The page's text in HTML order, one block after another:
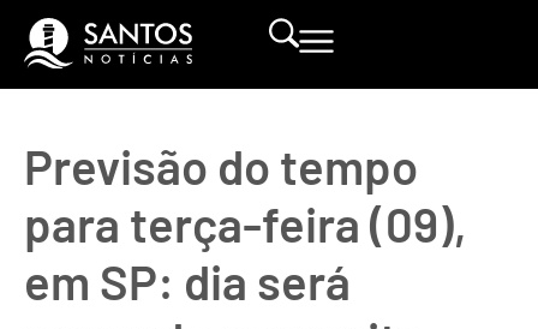
Previsão do tempo
para terça-feira (09),
em SP: dia será